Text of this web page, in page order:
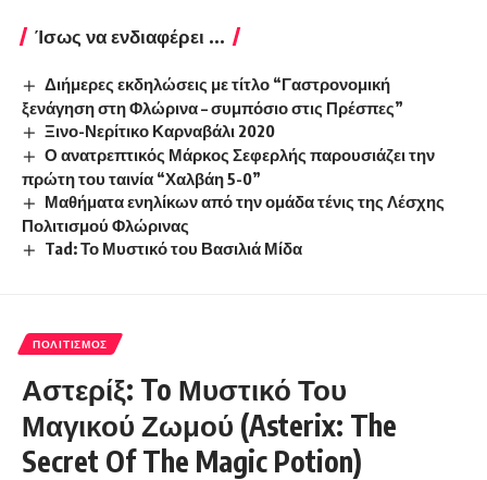
Ίσως να ενδιαφέρει ...
Διήμερες εκδηλώσεις με τίτλο “Γαστρονομική
ξενάγηση στη Φλώρινα – συμπόσιο στις Πρέσπες”
Ξινο-Νερίτικο Καρναβάλι 2020
Ο ανατρεπτικός Μάρκος Σεφερλής παρουσιάζει την
πρώτη του ταινία “Χαλβάη 5-0”
Μαθήματα ενηλίκων από την ομάδα τένις της Λέσχης
Πολιτισμού Φλώρινας
Tad: Το Μυστικό του Βασιλιά Μίδα
ΠΟΛΙΤΙΣΜΌΣ
Αστερίξ: To Μυστικό Του
Μαγικού Ζωμού (Asterix: The
Secret Of The Magic Potion)